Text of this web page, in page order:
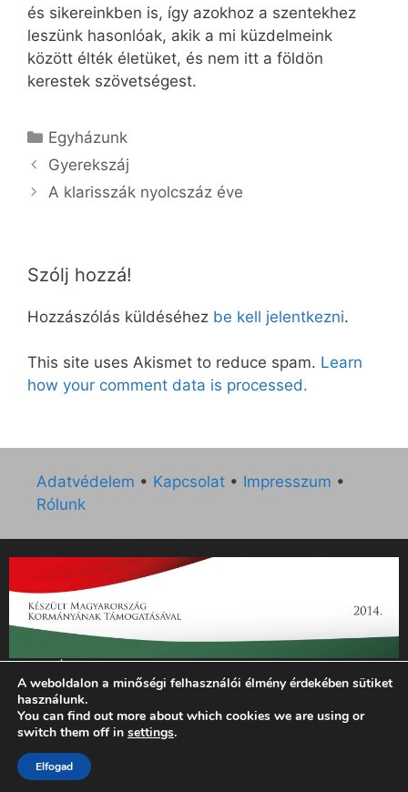
és sikereinkben is, így azokhoz a szentekhez
leszünk hasonlóak, akik a mi küzdelmeink
között élték életüket, és nem itt a földön
kerestek szövetségest.
Kategória
Egyházunk
Gyerekszáj
A klarisszák nyolcszáz éve
Szólj hozzá!
Hozzászólás küldéséhez be kell jelentkezni.
This site uses Akismet to reduce spam. Learn
how your comment data is processed.
Adatvédelem • Kapcsolat • Impresszum •
Rólunk
„Az Új Ember katolikus hetilap 2014. évi működésének
támogatását az EGYH-KCP-14-P-0121 sz. támogatási
szerződés keretében 3 000 000 Ft összegben támogatta az
Emberi Erőforrások Minisztériuma.”
© 2026 Magyar Kurír - Új Ember
A weboldalon a minőségi felhasználói élmény érdekében sütiket
használunk.
You can find out more about which cookies we are using or
switch them off in settings.
Elfogad